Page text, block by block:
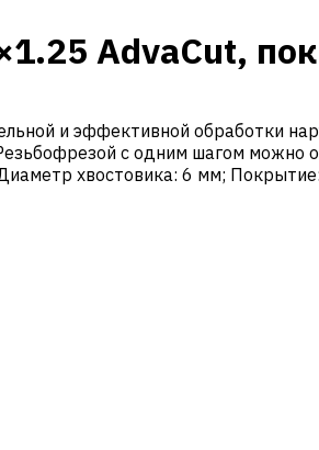
AdvaCut,
и эффективной обработки
с одним шагом
хвостовика: 6 мм;